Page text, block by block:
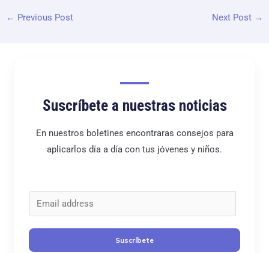
← Previous Post Next Post →
Suscríbete a nuestras noticias
En nuestros boletines encontraras consejos para
aplicarlos día a día con tus jóvenes y niños.
o
r
r
Suscríbete